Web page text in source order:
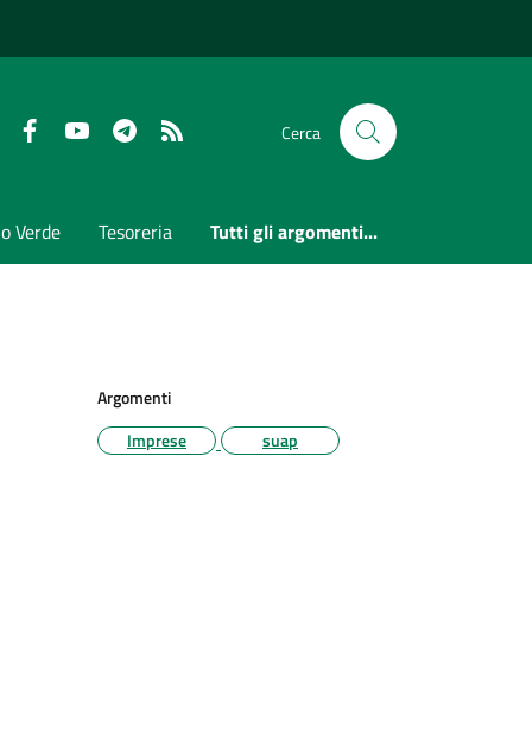
FaceboookYoutubeTelegram Cerca
Verde Tesoreria Tutti gli argomenti...
Argomenti
Imprese
suap